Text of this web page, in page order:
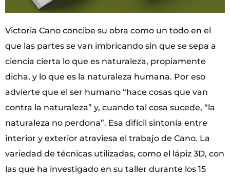
Victoria Cano concibe su obra como un todo en el
que las partes se van imbricando sin que se sepa a
ciencia cierta lo que es naturaleza, propiamente
dicha, y lo que es la naturaleza humana. Por eso
advierte que el ser humano “hace cosas que van
contra la naturaleza” y, cuando tal cosa sucede, “la
naturaleza no perdona”. Esa difícil sintonía entre
interior y exterior atraviesa el trabajo de Cano. La
variedad de técnicas utilizadas, como el lápiz 3D, con
las que ha investigado en su taller durante los 15